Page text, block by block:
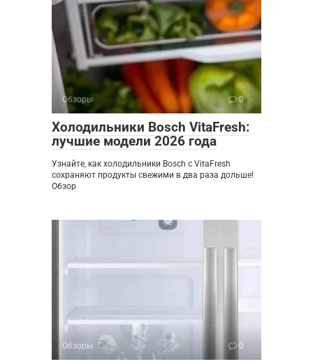
Обзоры 0
Холодильники Bosch VitaFresh:
лучшие модели 2026 года
Узнайте, как холодильники Bosch с VitaFresh
сохраняют продукты свежими в два раза дольше!
Обзор
Обзоры 0